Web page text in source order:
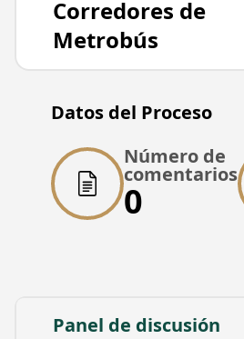
Corredores de
Metrobús
Bases para la
Prestación de Servicios del
Registro Fotográfico de
Confinado en los
Inversión y Pagos de
Datos del Proceso
Número de
comentarios
0
Panel de discusión